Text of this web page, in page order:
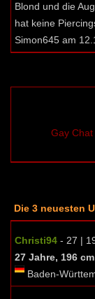
Blond und die
hat keine
Simon645 am
Gay
Die 3 neuesten
Christi94 - 27 |
27 Jahre, 196
Baden-